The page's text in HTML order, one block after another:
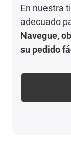
En nuestra
adecuado
Navegue,
su pedido